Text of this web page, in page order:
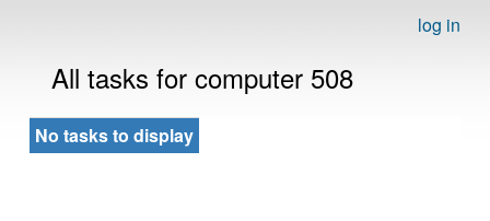
log in
All tasks for computer 508
No tasks to display